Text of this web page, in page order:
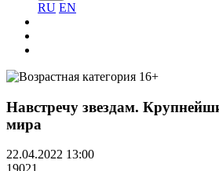
RU EN
Навстречу звездам.
мира
22.04.2022 13:00